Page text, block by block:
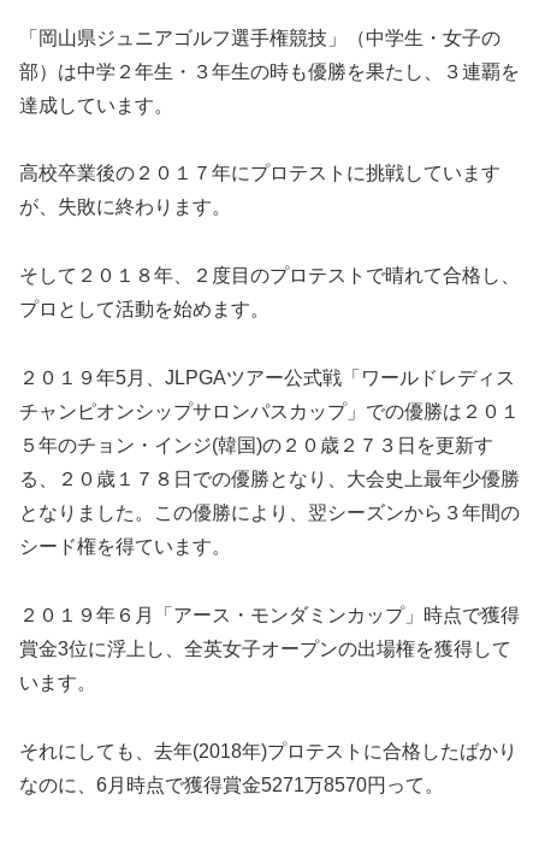
「岡山県ジュニアゴルフ選手権競技」（中学生・女子の
部）は中学２年生・３年生の時も優勝を果たし、３連覇を
達成しています。
高校卒業後の２０１７年にプロテストに挑戦しています
が、失敗に終わります。
そして２０１８年、２度目のプロテストで晴れて合格し、
プロとして活動を始めます。
２０１９年5月、JLPGAツアー公式戦「ワールドレディス
チャンピオンシップサロンパスカップ」での優勝は２０１
５年のチョン・インジ(韓国)の２０歳２７３日を更新す
る、２０歳１７８日での優勝となり、大会史上最年少優勝
となりました。この優勝により、翌シーズンから３年間の
シード権を得ています。
２０１９年６月「アース・モンダミンカップ」時点で獲得
賞金3位に浮上し、全英女子オープンの出場権を獲得して
います。
それにしても、去年(2018年)プロテストに合格したばかり
なのに、6月時点で獲得賞金5271万8570円って。